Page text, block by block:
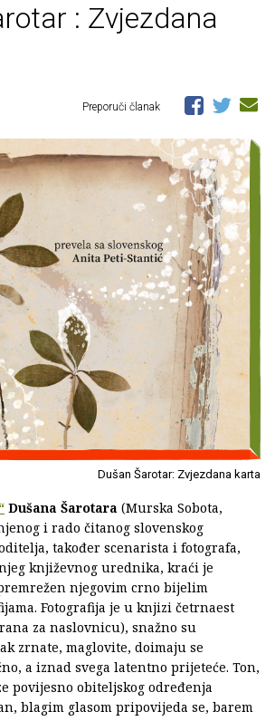
: Zvjezdana
Preporuči članak
Dušan Šarotar: Zvjezdana karta
Dušana Šarotara (Murska Sobota,
i rado čitanog slovenskog
također scenarista i fotografa,
književnog urednika, kraći je
njegovim crno bijelim
Fotografija je u knjizi četrnaest
za naslovnicu), snažno su
zrnate, maglovite, doimaju se
a iznad svega latentno prijeteće. Ton,
povijesno obiteljskog određenja
blagim glasom pripovijeda se, barem